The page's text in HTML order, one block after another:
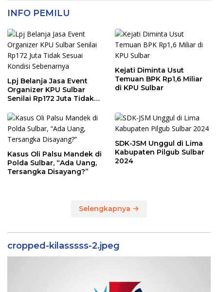
INFO PEMILU
Lpj Belanja Jasa Event
Organizer KPU Sulbar
Senilai Rp172 Juta Tidak
Sebenarnya
Kejati Diminta Usut
Temuan BPK Rp1,6 Miliar
di KPU Sulbar
Kasus Oli Palsu Mandek di
Polda Sulbar, “Ada Uang,
Tersangka Disayang?”
SDK-JSM Unggul di Lima
Kabupaten Pilgub Sulbar
2024
Selengkapnya
cropped-kilasssss-2.jpeg